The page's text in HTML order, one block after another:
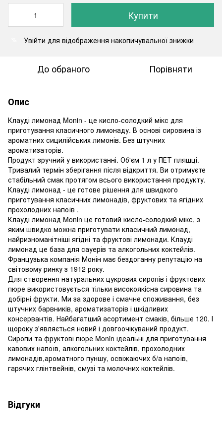
Купити
Увійти для відображення накопичувальної знижки
До обраного Порівняти
Опис
Клауді лимонад Monin - це кисло-солодкий мікс для
приготування класичного лимонаду. В основі сировина із
ароматних сицилійських лимонів. Без штучних
ароматизаторів.
Продукт зручний у використанні. Об'єм 1 л у ПЕТ пляшці.
Тривалий термін зберігання після відкриття. Ви отримуєте
стабільний смак протягом всього використання продукту.
Клауді лимонад - це готове рішення для швидкого
приготування класичних лимонадів, фруктових та ягідних
прохолодних напоїв .
Клауді лимонад Monin це готовий кисло-солодкий мікс, з
яким швидко можна приготувати класичний лимонад,
найризноманітніші ягідні та фруктові лимонади. Клауді
лимонад це база для сауерів та алкогольних коктейлів.
Французька компанія Монін має бездоганну репутацію на
світовому ринку з 1912 року.
Для створення натуральних цукрових сиропів і фруктових
пюре використовується тільки високоякісна сировина та
добірні фрукти. Ми за здорове і смачне споживання, без
штучних барвників, ароматизаторів і шкідливих
консервантів. Найбагатший асортимент смаків, більше 120. І
щороку з'являється новий і довгоочікуваний продукт.
Сиропи та фруктові пюре Monin ідеальні для приготування
кавових напоїв, алкогольних коктейлів, прохолодних
лимонадів,ароматного пуншу, освіжаючих б/а напоїв,
гарячих глінтвейнів, смузі та молочних коктейлів.
Відгуки